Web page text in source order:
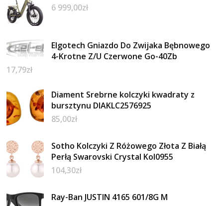
6 999,00zł
Elgotech Gniazdo Do Zwijaka Bębnowego
4-Krotne Z/U Czerwone Go-40Zb
17,79zł
Diament Srebrne kolczyki kwadraty z
bursztynu DIAKLC2576925
85,00zł
Sotho Kolczyki Z Różowego Złota Z Białą
Perłą Swarovski Crystal Kol0955
104,30zł
Ray-Ban JUSTIN 4165 601/8G M